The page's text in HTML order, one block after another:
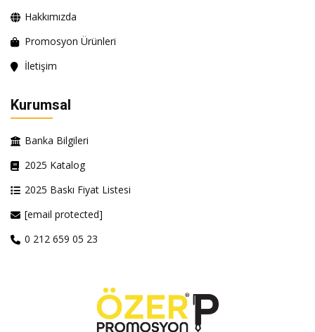
Hakkımızda
Promosyon Ürünleri
İletişim
Kurumsal
Banka Bilgileri
2025 Katalog
2025 Baskı Fiyat Listesi
[email protected]
0 212 659 05 23